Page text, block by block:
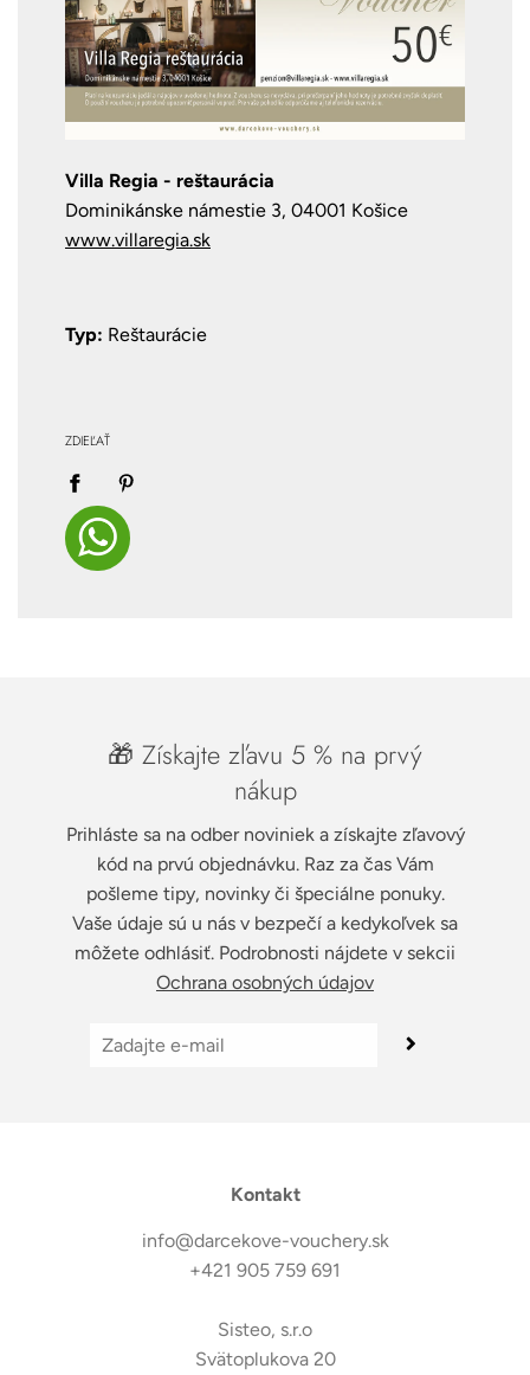
Villa Regia - reštaurácia
Dominikánske námestie 3, 04001 Košice
www.villaregia.sk
Typ: Reštaurácie
ZDIEĽAŤ
🎁 Získajte zľavu 5 % na prvý
nákup
Prihláste sa na odber noviniek a získajte zľavový
kód na prvú objednávku. Raz za čas Vám
pošleme tipy, novinky či špeciálne ponuky.
Vaše údaje sú u nás v bezpečí a kedykoľvek sa
môžete odhlásiť. Podrobnosti nájdete v sekcii
Ochrana osobných údajov
Kontakt
info@darcekove-vouchery.sk
+421 905 759 691
Sisteo, s.r.o
Svätoplukova 20